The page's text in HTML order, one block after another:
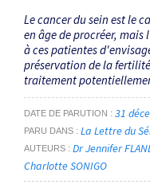
Le cancer du sein est le
en âge de procréer,
à ces patientes
préservation de la
traitement
DATE DE PARUTION 31
PARU DANS La Lettre du
AUTEURS Dr Jennifer
Charlotte SONIGO